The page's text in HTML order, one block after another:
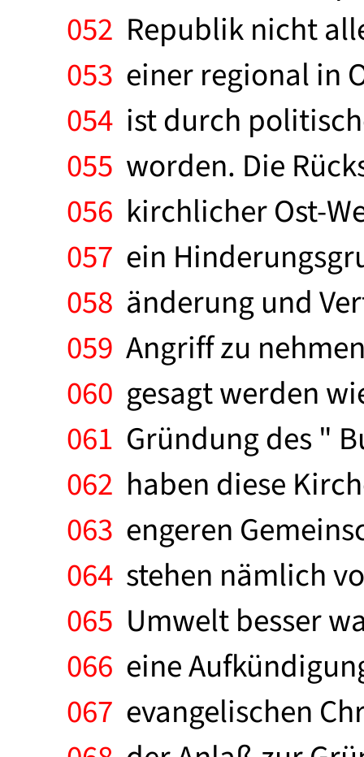
052 Republik nicht
053 einer regional in
054 ist durch
055 worden. Die
056 kirchlicher Ost-
057 ein
058 änderung und
059 Angriff zu
060 gesagt werden
061 Gründung des "
062 haben diese
063 engeren
064 stehen nämlich
065 Umwelt besser
066 eine
067 evangelischen